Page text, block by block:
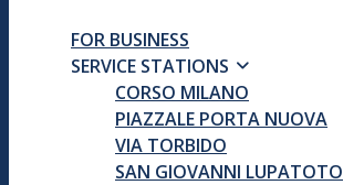
FOR BUSINESS
SERVICE STATIONS
CORSO MILANO
PIAZZALE PORTA NUOVA
VIA TORBIDO
SAN GIOVANNI LUPATOTO